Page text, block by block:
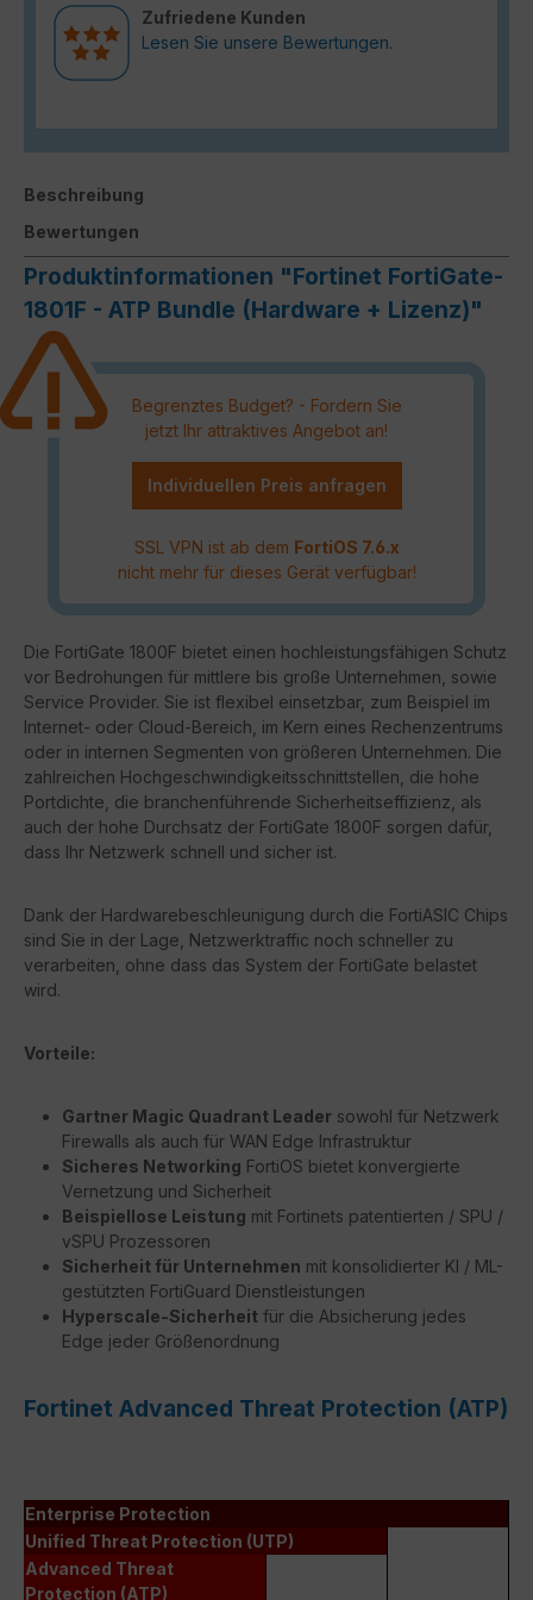
Zufriedene Kunden
Lesen Sie unsere Bewertungen.
Beschreibung
Bewertungen
Produktinformationen "Fortinet FortiGate-
1801F - ATP Bundle (Hardware + Lizenz)"
Begrenztes Budget? - Fordern Sie
jetzt Ihr attraktives Angebot an!
Individuellen Preis anfragen
SSL VPN ist ab dem FortiOS 7.6.x
nicht mehr für dieses Gerät verfügbar!
Die FortiGate 1800F bietet einen hochleistungsfähigen Schutz
vor Bedrohungen für mittlere bis große Unternehmen, sowie
Service Provider. Sie ist flexibel einsetzbar, zum Beispiel im
Internet- oder Cloud-Bereich, im Kern eines Rechenzentrums
oder in internen Segmenten von größeren Unternehmen. Die
zahlreichen Hochgeschwindigkeitsschnittstellen, die hohe
Portdichte, die branchenführende Sicherheitseffizienz, als
auch der hohe Durchsatz der FortiGate 1800F sorgen dafür,
dass Ihr Netzwerk schnell und sicher ist.
Dank der Hardwarebeschleunigung durch die FortiASIC Chips
sind Sie in der Lage, Netzwerktraffic noch schneller zu
verarbeiten, ohne dass das System der FortiGate belastet
wird.
Vorteile:
Gartner Magic Quadrant Leader sowohl für Netzwerk
Firewalls als auch für WAN Edge Infrastruktur
Sicheres Networking FortiOS bietet konvergierte
Vernetzung und Sicherheit
Beispiellose Leistung mit Fortinets patentierten / SPU /
vSPU Prozessoren
Sicherheit für Unternehmen mit konsolidierter KI / ML-
gestützten FortiGuard Dienstleistungen
Hyperscale-Sicherheit für die Absicherung jedes
Edge jeder Größenordnung
Fortinet Advanced Threat Protection (ATP)
Enterprise Protection
Unified Threat Protection (UTP)
Advanced Threat
Protection (ATP)